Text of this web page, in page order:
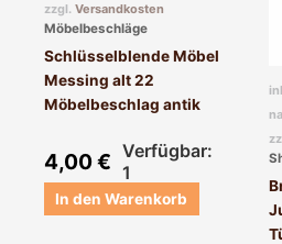
zzgl. Versandkosten
Möbelbeschläge
Schlüsselblende Möbel
Messing alt 22
Möbelbeschlag antik
4,00€ Verfügbar:
1
In den Warenkorb